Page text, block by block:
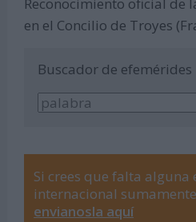
Reconocimiento oficial de
en el Concilio de Troyes
Buscador de efemérides
Si crees que falta alguna
internacional
envianosla aquí